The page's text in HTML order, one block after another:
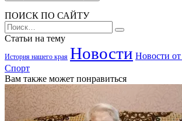
ПОИСК ПО САЙТУ
Search
for:
Статьи на тему
История нашего края Новости Новости
Спорт
Вам также может понравиться